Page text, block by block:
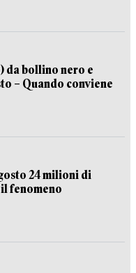
da bollino nero e
– Quando conviene
24 milioni di
fenomeno